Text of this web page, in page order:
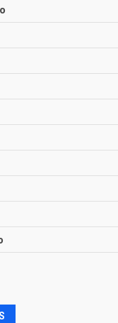
Puerto de Águila:
7 de agosto de 2026
Hallazgo de restos
Santiago
La fiscalía de